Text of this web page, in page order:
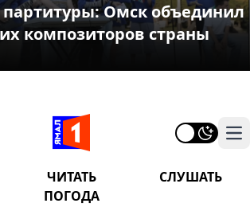
Омск объединил
композиторов страны
ЧИТАТЬ
СЛУШАТЬ
ПОГОДА